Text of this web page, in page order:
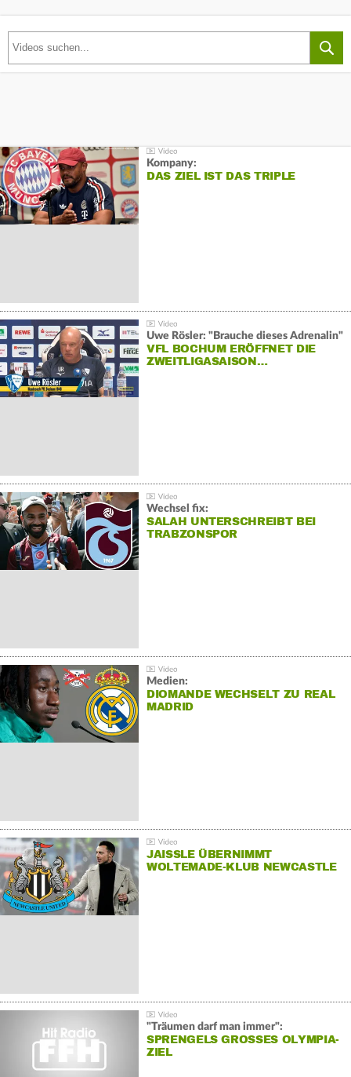
Kompany:
DAS ZIEL IST DAS TRIPLE
Uwe Rösler: "Brauche dieses Adrenalin"
VFL BOCHUM ERÖFFNET DIE
ZWEITLIGASAISON…
Wechsel fix:
SALAH UNTERSCHREIBT BEI
TRABZONSPOR
Medien:
DIOMANDE WECHSELT ZU REAL
MADRID
JAISSLE ÜBERNIMMT
WOLTEMADE-KLUB NEWCASTLE
"Träumen darf man immer":
SPRENGELS GROSSES OLYMPIA-Z
IEL